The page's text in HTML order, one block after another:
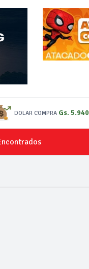
DOLAR COMPRA Gs. 5.940